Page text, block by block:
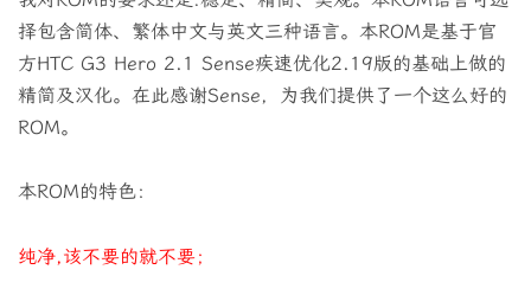
择包含简体、繁体中文与英文三种语言。本ROM是基于官
方HTC G3 Hero 2.1 Sense疾速优化2.19版的基础上做的
精简及汉化。在此感谢Sense，为我们提供了一个这么好的
ROM。
本ROM的特色：
纯净,该不要的就不要；